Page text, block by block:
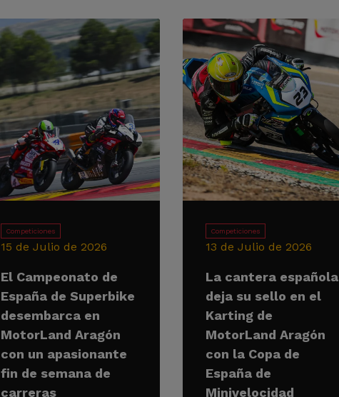
Competiciones
15 de Julio de 2026
El Campeonato de
España de Superbike
desembarca en
MotorLand Aragón
con un apasionante
fin de semana de
carreras
Competiciones
13 de Julio de 2026
La cantera española
deja su sello en el
Karting de
MotorLand Aragón
con la Copa de
España de
Minivelocidad